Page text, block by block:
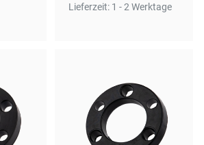
Lieferzeit: 1 - 2 Werktage